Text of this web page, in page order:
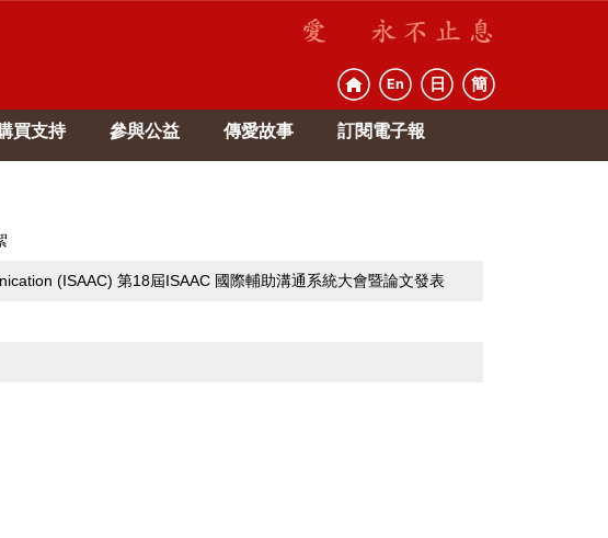
En 日 簡
買支持 參與公益 傳愛故事 訂閱電子報
(ISAAC) 第18屆ISAAC 國際輔助溝通系統大會暨論文發表